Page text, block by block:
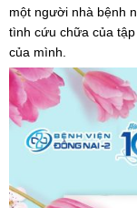
một người nhà bệnh
tình cứu chữa của
của mình.